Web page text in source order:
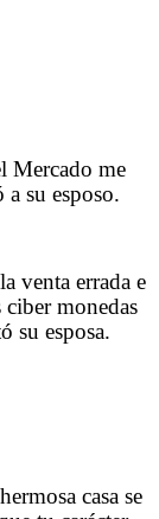
Mercado me
a su esposo.
venta errada e
monedas
su esposa.
casa se